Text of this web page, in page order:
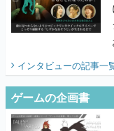
インタビューの記事一
ゲームの企画書